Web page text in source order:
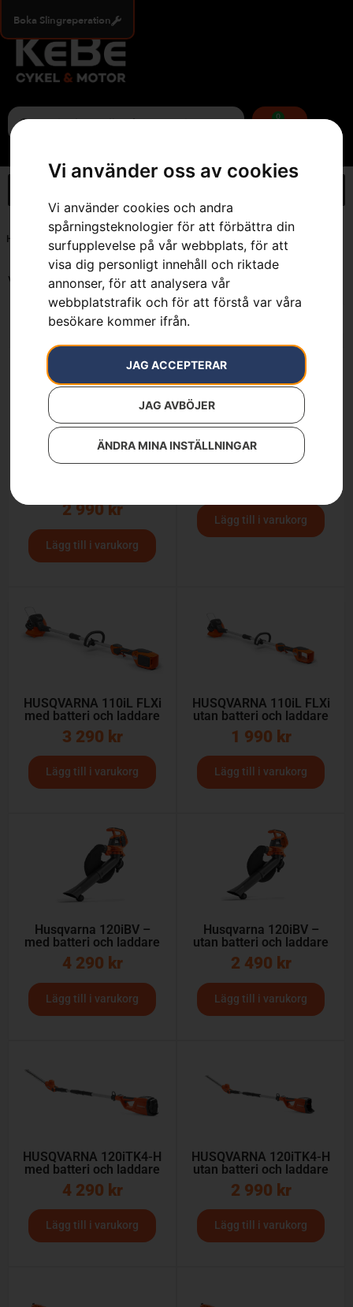
Vi använder oss av cookies
Vi använder cookies och andra
spårningsteknologier för att förbättra din
surfupplevelse på vår webbplats, för att
visa dig personligt innehåll och riktade
annonser, för att analysera vår
webbplatstrafik och för att förstå var våra
besökare kommer ifrån.
JAG ACCEPTERAR
JAG AVBÖJER
ÄNDRA MINA INSTÄLLNINGAR
Boka Slingreperation
0
Hem
Visar 1–12 av 87 resultat
Aspire™ S20 + Aspire™
2 990kr
Lägg till i varukorg
Automower® Aspire™ R4
Lägg till i varukorg
HUSQVARNA 110iL FLXi
med batteri och laddare
3 290 kr
Lägg till i varukorg
HUSQVARNA 110iL FLXi
utan batteri och laddare
1 990 kr
Lägg till i varukorg
Husqvarna 120iBV –
med batteri och laddare
4 290 kr
Lägg till i varukorg
Husqvarna 120iBV –
utan batteri och laddare
2 490 kr
Lägg till i varukorg
HUSQVARNA 120iTK4-H
med batteri och laddare
4 290 kr
Lägg till i varukorg
HUSQVARNA 120iTK4-H
utan batteri och laddare
2 990 kr
Lägg till i varukorg